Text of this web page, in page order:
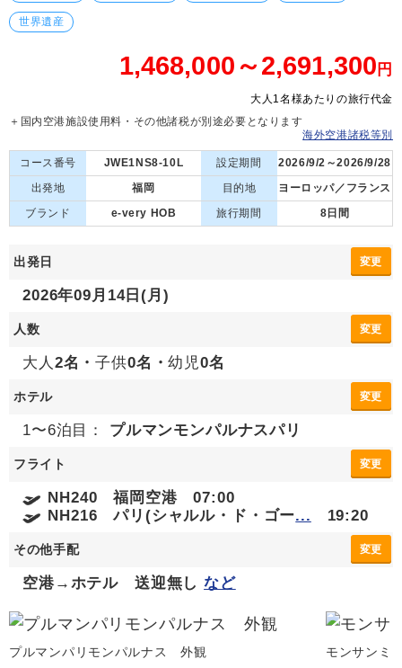
世界遺産
1,468,000～2,691,300 円
大人1名様あたりの旅行代金
＋国内空港施設使用料・その他諸税が別途必要となります
海外空港諸税等別
コース番号 JWE1NS8-10L 設定期間
2026/9/2～2026/9/28
出発地
福岡 目的地
ヨーロッパ／フランス
ブランド
e-very HOB 旅行期間 8日間
出発日 変更
2026年09月14日(月)
人数 変更
大人 2名・子供0名・幼児0名
ホテル 変更
1〜6泊目： プルマンモンパルナスパリ
フライト 変更
NH240 福岡空港 07:00
NH216 パリ(シャルル・ド・ゴー... 19:20
その他手配 変更
空港→ホテル 送迎無しなど
プルマンパリモンパルナス 外観 モンサンミ